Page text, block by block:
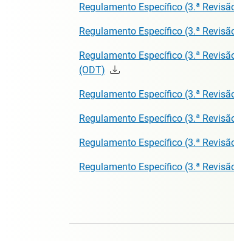
Regulamento Específico (3.ª
Regulamento Específico (3.ª
Regulamento Específico (3.ª
(ODT)
Regulamento Específico (3.ª
Regulamento Específico (3.ª
Regulamento Específico (3.ª
Regulamento Específico (3.ª